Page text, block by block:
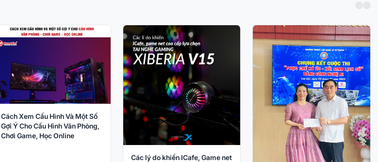
Cách Xem Cấu Hình Và Một Số
Gợi Ý Cho Cấu Hình Văn Phòng,
Chơi Game, Học Online
Các lý do khiến ICafe, Game net